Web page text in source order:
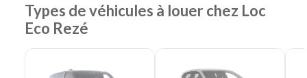
Agences de location à proximité :Saint-Herblain-
Nantes Centre
-
Catégories d'utilitaires :
Camions de déménagement
Types de véhicules à louer chez Loc
Eco Rezé